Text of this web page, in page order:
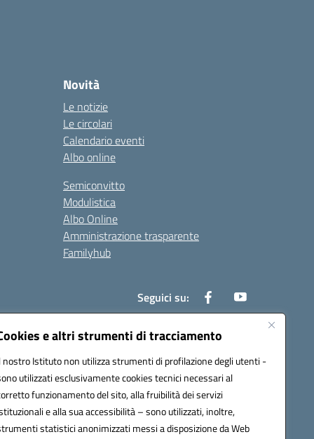
e altri strumenti di tracciamento
nostro Istituto non utilizza strumenti di profilazione degli utenti -
utilizzati esclusivamente cookies tecnici necessari al
funzionamento del sito, alla fruibilità dei servizi
e alla sua accessibilità – sono utilizzati, inoltre,
statistici anonimizzati messi a disposizione da Web
Novità
Le notizie
Le circolari
Calendario eventi
Albo online
Semiconvitto
Modulistica
Albo Online
Amministrazione trasparente
Familyhub
Seguici su: